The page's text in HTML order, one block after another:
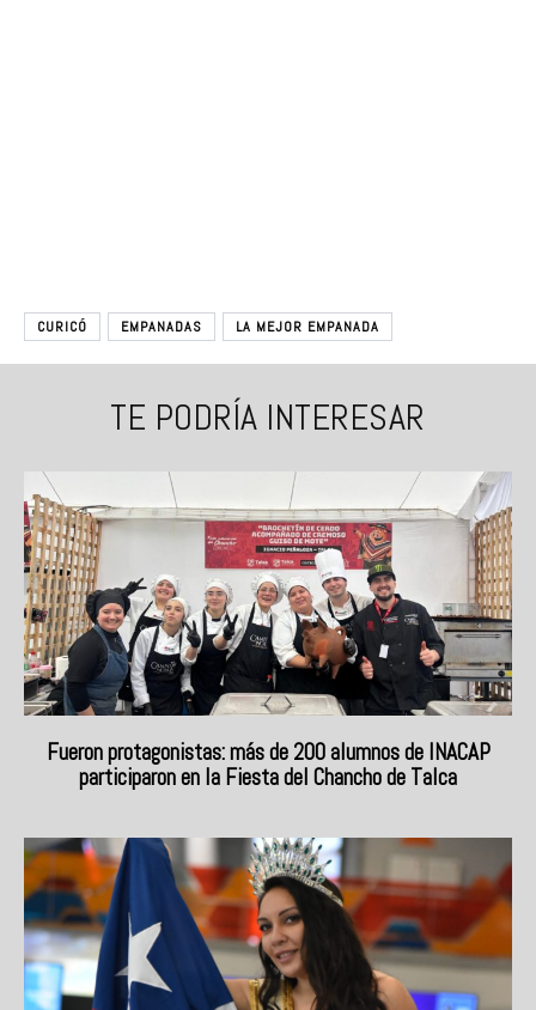
CURICÓ EMPANADAS LA MEJOR EMPANADA
TE PODRÍA INTERESAR
Fueron protagonistas: más de 200 alumnos de INACAP
participaron en la Fiesta del Chancho de Talca